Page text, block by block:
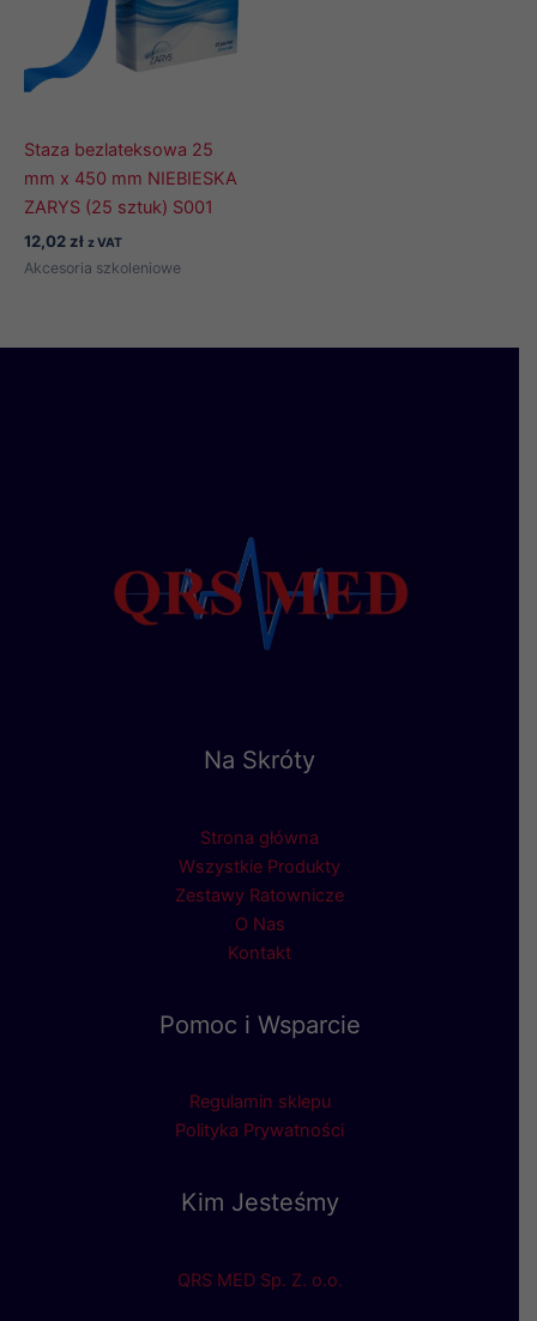
Staza bezlateksowa 25
mm x 450 mm NIEBIESKA
ZARYS (25 sztuk) S001
12,02 zł z VAT
Akcesoria szkoleniowe
Na Skróty
Strona główna
Wszystkie Produkty
Zestawy Ratownicze
O Nas
Kontakt
Pomoc i Wsparcie
Regulamin sklepu
Polityka Prywatności
Kim Jesteśmy
QRS MED Sp. Z. o.o.